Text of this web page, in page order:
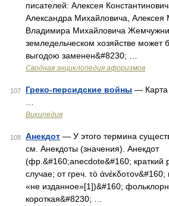
писателей: Алексея
Александра Михайловича, Алексея
Владимира Михайловича
земледельческом хозяйстве может
выгодою заменен&#8230; …
Сводная энциклопедия афоризмов
107 Греко-персидские войны — Карта
Википедия
108 Анекдот — У этого термина
см. Анекдоты (значения). Анекдот
(фр.&#160;anecdote&#160; краткий
случае; от греч. τὸ ἀνέκδοτоν&#160;
«не изданное»[1])&#160;
короткая&#8230; …